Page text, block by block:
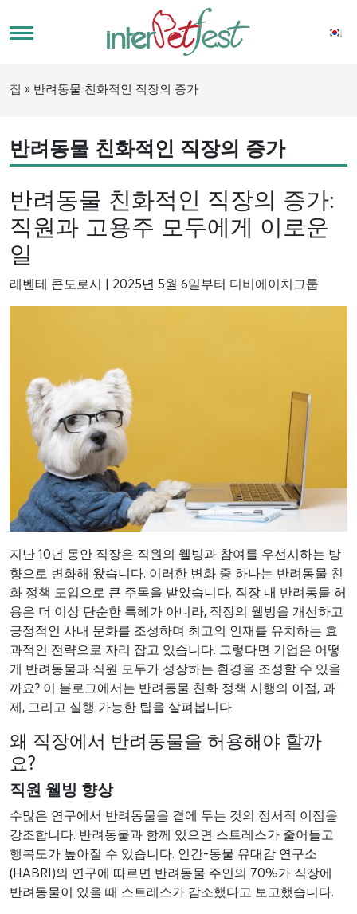
집 » 반려동물 친화적인 직장의 증가
반려동물 친화적인 직장의 증가
반려동물 친화적인 직장의 증가:
직원과 고용주 모두에게 이로운
일
레벤테 콘도로시 | 2025년 5월 6일부터 디비에이치그룹
지난 10년 동안 직장은 직원의 웰빙과 참여를 우선시하는 방
향으로 변화해 왔습니다. 이러한 변화 중 하나는 반려동물 친
화 정책 도입으로 큰 주목을 받았습니다. 직장 내 반려동물 허
용은 더 이상 단순한 특혜가 아니라, 직장의 웰빙을 개선하고
긍정적인 사내 문화를 조성하며 최고의 인재를 유치하는 효
과적인 전략으로 자리 잡고 있습니다. 그렇다면 기업은 어떻
게 반려동물과 직원 모두가 성장하는 환경을 조성할 수 있을
까요? 이 블로그에서는 반려동물 친화 정책 시행의 이점, 과
제, 그리고 실행 가능한 팁을 살펴봅니다.
왜 직장에서 반려동물을 허용해야 할까
요?
직원 웰빙 향상
수많은 연구에서 반려동물을 곁에 두는 것의 정서적 이점을
강조합니다. 반려동물과 함께 있으면 스트레스가 줄어들고
행복도가 높아질 수 있습니다. 인간-동물 유대감 연구소
(HABRI)의 연구에 따르면 반려동물 주인의 70%가 직장에
반려동물이 있을 때 스트레스가 감소했다고 보고했습니다.